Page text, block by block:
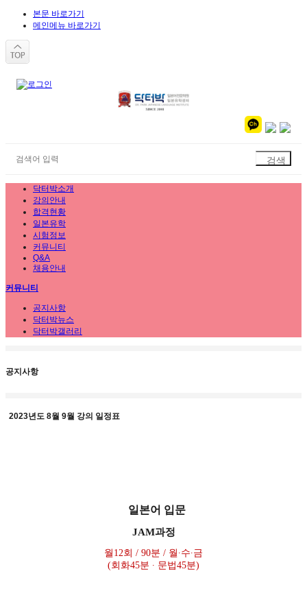
본문 바로가기
메인메뉴 바로가기
닥터박소개
강의안내
합격현황
일본유학
시험정보
커뮤니티
Q&A
채용안내
커뮤니티
공지사항
닥터박뉴스
닥터박갤러리
공지사항
2023년도 8월 9월 강의 일정표
일본어 입문
JAM과정
월 12회 / 90분 / 월∙수∙금
(회화45분 ∙ 문법45분)